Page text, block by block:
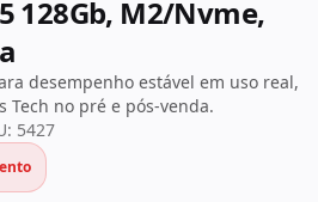
Periféricos
128Gb, M2/Nvme,
desempenho estável em uso real,
Tech no pré e pós-venda.
5427